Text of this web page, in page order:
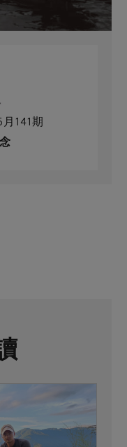
141期